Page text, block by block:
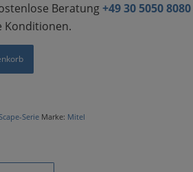
Beratung+49 30 5050 8080
Konditionen.
Serie Marke: Mitel